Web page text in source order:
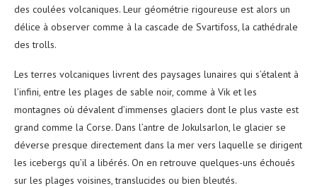
des coulées volcaniques. Leur géométrie rigoureuse est alors un
délice à observer comme à la cascade de Svartifoss, la cathédrale
des trolls.
Les terres volcaniques livrent des paysages lunaires qui s’étalent à
l’infini, entre les plages de sable noir, comme à Vik et les
montagnes où dévalent d’immenses glaciers dont le plus vaste est
grand comme la Corse. Dans l’antre de Jokulsarlon, le glacier se
déverse presque directement dans la mer vers laquelle se dirigent
les icebergs qu’il a libérés. On en retrouve quelques-uns échoués
sur les plages voisines, translucides ou bien bleutés.